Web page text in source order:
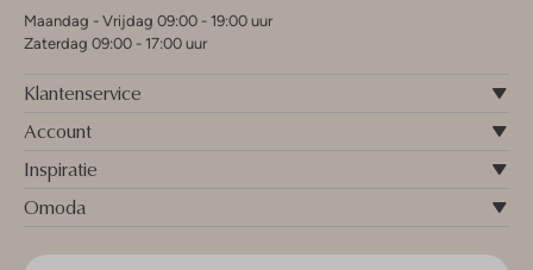
Maandag - Vrijdag 09:00 - 19:00 uur
Zaterdag 09:00 - 17:00 uur
Klantenservice
Account
Inspiratie
Omoda